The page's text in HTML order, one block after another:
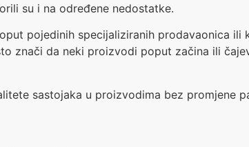
su i na određene nedostatke.
pojedinih specijaliziranih prodavaonica ili
znači da neki proizvodi poput začina ili
sastojaka u proizvodima bez promjene